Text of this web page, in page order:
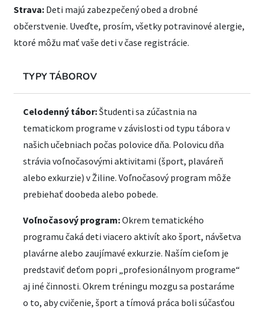
Strava: Deti majú zabezpečený obed a drobné
občerstvenie. Uveďte, prosím, všetky potravinové alergie,
ktoré môžu mať vaše deti v čase registrácie.
TYPY TÁBOROV
Celodenný tábor:Študenti sa zúčastnia na
tematickom programe v závislosti od typu tábora v
našich učebniach počas polovice dňa. Polovicu dňa
strávia voľnočasovými aktivitami (šport, plaváreň
alebo exkurzie) v Žiline. Voľnočasový program môže
prebiehať doobeda alebo pobede.
Voľnočasový program:Okrem tematického
programu čaká deti viacero aktivít ako šport, návšetva
plavárne alebo zaujímavé exkurzie. Naším cieľom je
predstaviť deťom popri „profesionálnyom programe“
aj iné činnosti. Okrem tréningu mozgu sa postaráme
o to, aby cvičenie, šport a tímová práca boli súčasťou